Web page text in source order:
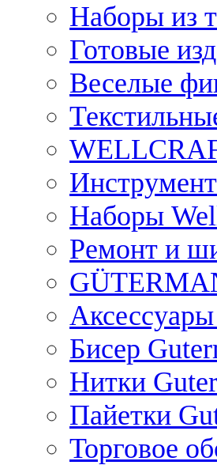
Наборы из
Готовые
Веселые
Наборы
Ремонт и
Бисер
Нитки
Пайетки
Торговое